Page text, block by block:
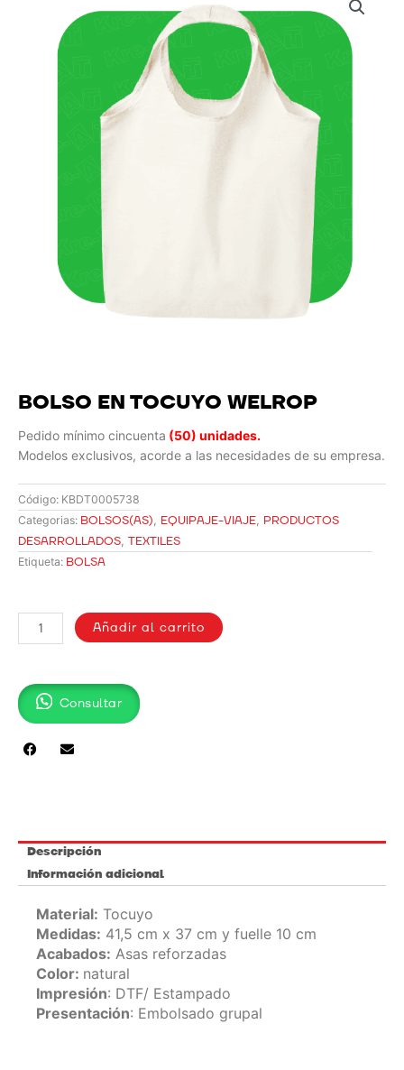
BOLSO EN TOCUYO WELROP
Pedido mínimo cincuenta (50) unidades.
Modelos exclusivos, acorde a las necesidades de su empresa.
Código: KBDT0005738
Categorias: BOLSOS(AS), EQUIPAJE-VIAJE, PRODUCTOS
DESARROLLADOS, TEXTILES
Etiqueta: BOLSA
TOCUYO
cantidad
Añadir al carrito
Consultar
Descripción
Información adicional
Material: Tocuyo
Medidas: 41,5 cm x 37 cm y fuelle 10 cm
Acabados: Asas reforzadas
Color: natural
Impresión: DTF/ Estampado
Presentación: Embolsado grupal